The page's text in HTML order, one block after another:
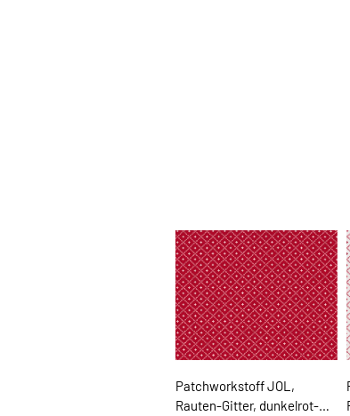
Patchworkstoff JOL,
Rauten-Gitter, dunkelrot-